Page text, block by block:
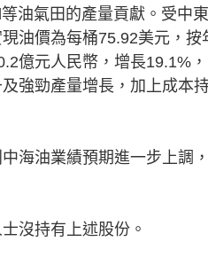
油氣田的產量貢獻。受中
油價為每桶75.92美元，
億元人民幣，增長19.1%
強勁產量增長，加上成本
油業績預期進一步上調
沒持有上述股份。